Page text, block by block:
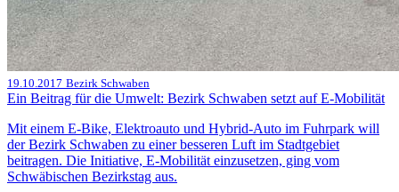
19.10.2017 Bezirk Schwaben
Ein Beitrag für die Umwelt: Bezirk Schwaben setzt auf E-Mobilität
Mit einem E-Bike, Elektroauto und Hybrid-Auto im Fuhrpark will
der Bezirk Schwaben zu einer besseren Luft im Stadtgebiet
beitragen. Die Initiative, E-Mobilität einzusetzen, ging vom
Schwäbischen Bezirkstag aus.